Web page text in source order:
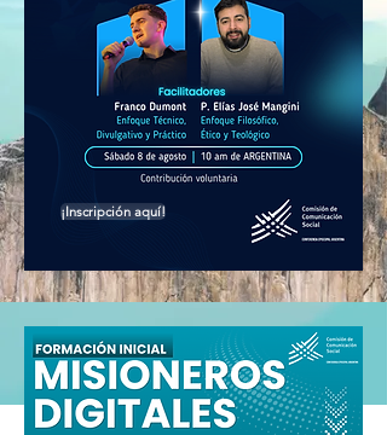
¡Inscripción aquí!